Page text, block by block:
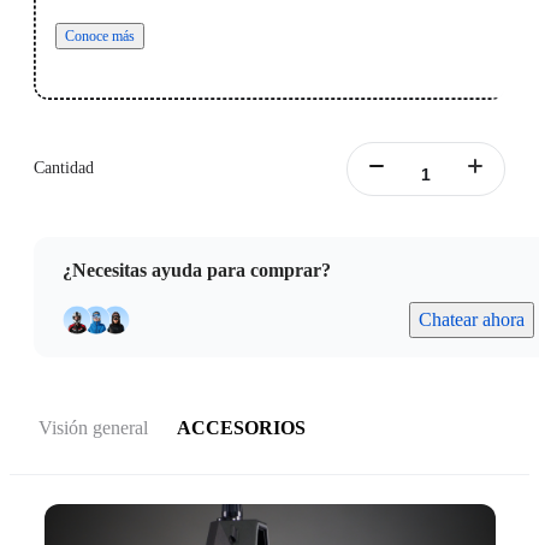
Conoce más
Cantidad
¿Necesitas ayuda para comprar?
Chatear ahora
Visión general ACCESORIOS